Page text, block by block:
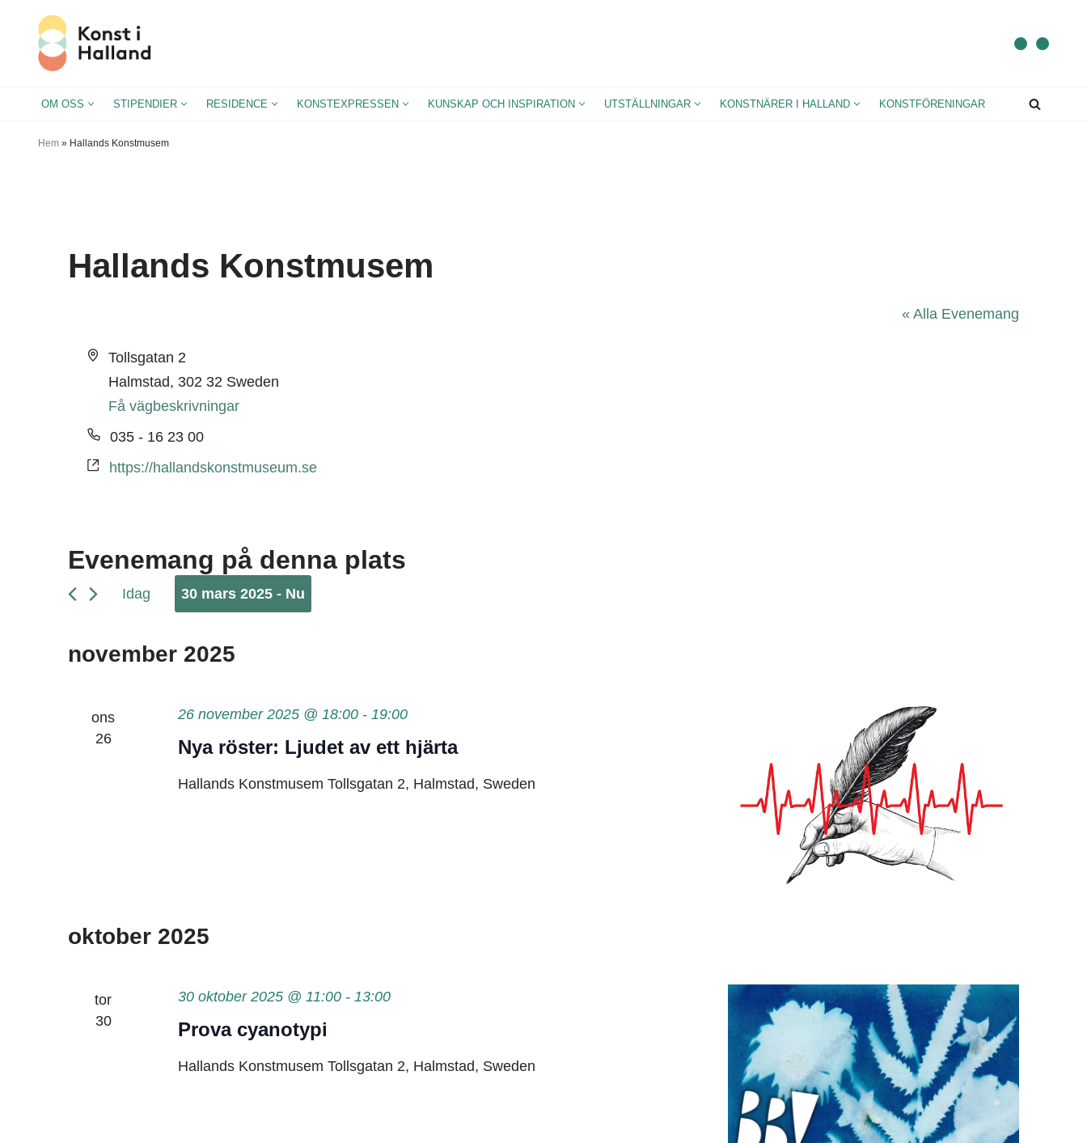
Hoppa
OM OSS STIPENDIER RESIDENCE KONSTEXPRESSEN KUNSKAP OCH INSPIRATION UTSTÄLLNINGAR KONSTNÄRER I HALLAND KONSTFÖRENINGAR
Hem » Hallands Konstmusem
Hallands Konstmusem
« Alla Evenemang
AdressTollsgatan 2
Halmstad, 302 32 Sweden
Få vägbeskrivningar
Telefonnummer
035 - 16 23 00
Website
https://hallandskonstmuseum.se
Evenemang på denna plats
Idag 30 mars 2025 - Nu
datum.
november 2025
ons
26
Nya röster: Ljudet av ett hjärta
26 november 2025 @ 18:00- 19:00
Hallands Konstmusem Tollsgatan 2, Halmstad, Sweden
oktober 2025
tor
30
Prova cyanotypi
30 oktober 2025 @ 11:00- 13:00
Hallands Konstmusem Tollsgatan 2, Halmstad, Sweden